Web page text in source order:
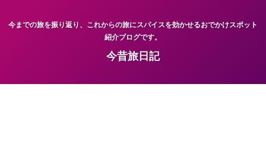
今までの旅を振り返り、これからの旅にスパイスを効かせるおでかけスポット
紹介ブログです。
今昔旅日記